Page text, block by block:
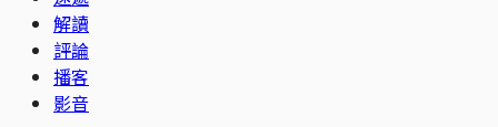
解讀
評論
播客
影音